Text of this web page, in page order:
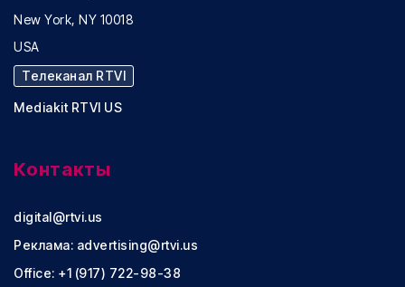
New York, NY 10018
USA
Телеканал RTVI
Mediakit RTVI US
Контакты
digital@rtvi.us
Реклама: advertising@rtvi.us
Office: +1 (917) 722-98-38